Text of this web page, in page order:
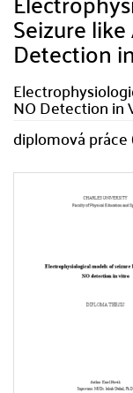
Seizure
Detection
NO Detection in
diplomová práce